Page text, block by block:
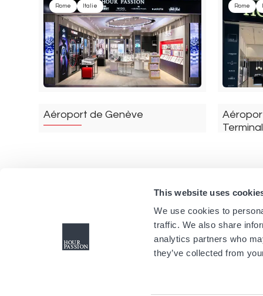
This website uses
We use cookies to
traffic. We also share
analytics partners who
they’ve collected from
Rome Italie Rome
Aéroport de Genève